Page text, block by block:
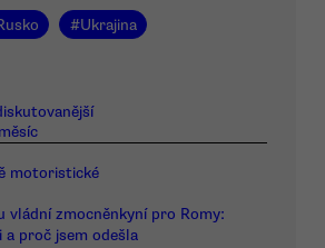
#Ukrajina
měsíc
motoristické
vládní zmocněnkyní pro Romy:
a proč jsem odešla